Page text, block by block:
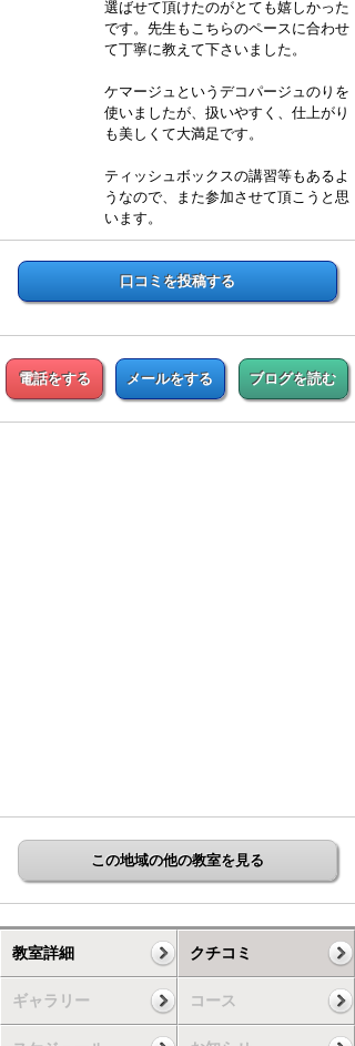
選ばせて頂けたのがとても嬉しかった
です。先生もこちらのペースに合わせ
て丁寧に教えて下さいました。
ケマージュというデコパージュのりを
使いましたが、扱いやすく、仕上がり
も美しくて大満足です。
ティッシュボックスの講習等もあるよ
うなので、また参加させて頂こうと思
います。
口コミを投稿する
電話をする メールをする ブログを読む
この地域の他の教室を見る
教室詳細 クチコミ
ギャラリー コース